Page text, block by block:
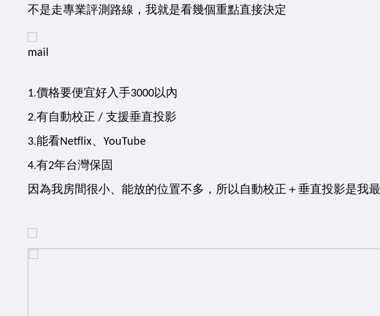
不是走專業評測路線，我就是看幾個重點直接決定
1.價格要便宜好入手3000以內
2.有自動校正 / 支援垂直投影
3.能看Netflix、YouTube
4.有2年台灣保固
因為我房間很小、能放的位置不多，所以自動校正＋垂直投影是我最